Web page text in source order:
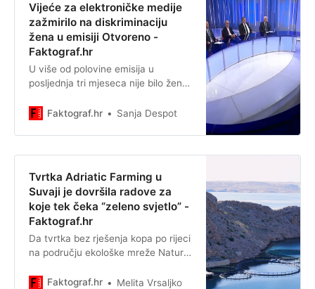
Vijeće za elektroničke medije
zažmirilo na diskriminaciju
žena u emisiji Otvoreno -
Faktograf.hr
U više od polovine emisija u
posljednja tri mjeseca nije bilo žena.
obnove, politike, sudjelovali su
Faktograf.hr Sanja Despot
Tvrtka Adriatic Farming u
Suvaji je dovršila radove za
koje tek čeka “zeleno svjetlo” -
Faktograf.hr
Da tvrtka bez rješenja kopa po rijeci
na području ekološke mreže Natura
upozorili i iz Državnog inspektorata.
Faktograf.hr Melita Vrsaljko